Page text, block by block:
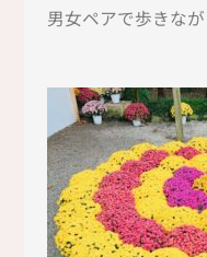
男女ペアで歩きな